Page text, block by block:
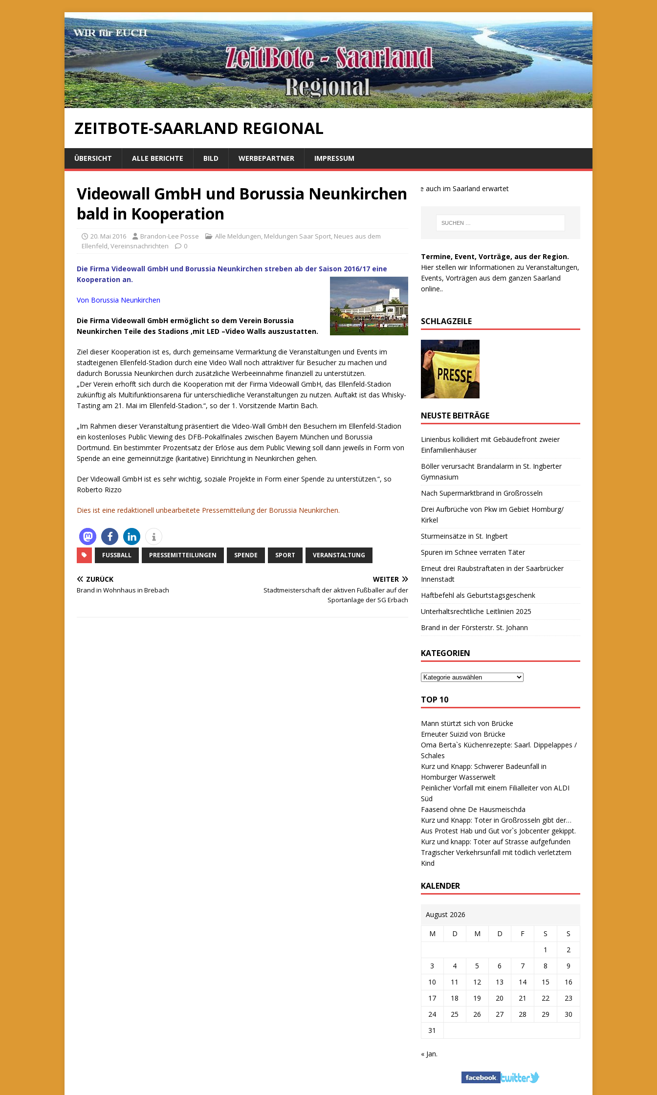
ZEITBOTE-SAARLAND REGIONAL
ÜBERSICHT ALLE BERICHTE BILD WERBEPARTNER IMPRESSUM
Videowall GmbH und Borussia Neunkirchen
bald in Kooperation
20. Mai 2016 Brandon-Lee Posse Alle Meldungen, Meldungen Saar Sport, Neues aus dem
Ellenfeld,Vereinsnachrichten 0
Die Firma Videowall GmbH und Borussia Neunkirchen streben ab der Saison 2016/17 eine
Kooperation an.
Von Borussia Neunkirchen
Die Firma Videowall GmbH ermöglicht so dem Verein Borussia
Neunkirchen Teile des Stadions ,mit LED –Video Walls auszustatten.
Ziel dieser Kooperation ist es, durch gemeinsame Vermarktung die Veranstaltungen und Events im
stadteigenen Ellenfeld-Stadion durch eine Video Wall noch attraktiver für Besucher zu machen und
dadurch Borussia Neunkirchen durch zusätzliche Werbeeinnahme finanziell zu unterstützen.
„Der Verein erhofft sich durch die Kooperation mit der Firma Videowall GmbH, das Ellenfeld-Stadion
zukünftig als Multifunktionsarena für unterschiedliche Veranstaltungen zu nutzen. Auftakt ist das Whisky-
Tasting am 21. Mai im Ellenfeld-Stadion.“, so der 1. Vorsitzende Martin Bach.
„Im Rahmen dieser Veranstaltung präsentiert die Video-Wall GmbH den Besuchern im Ellenfeld-Stadion
ein kostenloses Public Viewing des DFB-Pokalfinales zwischen Bayern München und Borussia
Dortmund. Ein bestimmter Prozentsatz der Erlöse aus dem Public Viewing soll dann jeweils in Form von
Spende an eine gemeinnützige (karitative) Einrichtung in Neunkirchen gehen.
Der Videowall GmbH ist es sehr wichtig, soziale Projekte in Form einer Spende zu unterstützen.“, so
Roberto Rizzo
Dies ist eine redaktionell unbearbeitete Pressemitteilung der Borussia Neunkirchen.
FUSSBALL PRESSEMITTEILUNGEN SPENDE SPORT VERANSTALTUNG
ZURÜCK
Brand in Wohnhaus in Brebach
WEITER
Stadtmeisterschaft der aktiven Fußballer auf der
Sportanlage der SG Erbach
Bauernproteste auch im Saarland erwartet
Termine, Event, Vorträge, aus der Region.
Hier stellen wir Informationen zu Veranstaltungen,
Events, Vorträgen aus dem ganzen Saarland
online..
SCHLAGZEILE
NEUSTE BEITRÄGE
Linienbus kollidiert mit Gebäudefront zweier
Einfamilienhäuser
Böller verursacht Brandalarm in St. Ingberter
Gymnasium
Nach Supermarktbrand in Großrosseln
Drei Aufbrüche von Pkw im Gebiet Homburg/
Kirkel
Sturmeinsätze in St. Ingbert
Spuren im Schnee verraten Täter
Erneut drei Raubstraftaten in der Saarbrücker
Innenstadt
Haftbefehl als Geburtstagsgeschenk
Unterhaltsrechtliche Leitlinien 2025
Brand in der Försterstr. St. Johann
KATEGORIEN
TOP 10
Mann stürtzt sich von Brücke
Erneuter Suizid von Brücke
Oma Berta`s Küchenrezepte: Saarl. Dippelappes /
Schales
Kurz und Knapp: Schwerer Badeunfall in
Homburger Wasserwelt
Peinlicher Vorfall mit einem Filialleiter von ALDI
Süd
Faasend ohne De Hausmeischda
Kurz und Knapp: Toter in Großrosseln gibt der…
Aus Protest Hab und Gut vor`s Jobcenter gekippt.
Kurz und knapp: Toter auf Strasse aufgefunden
Tragischer Verkehrsunfall mit tödlich verletztem
Kind
KALENDER
August 2026
M D M D F S
S
1
2
3
4 5 6 7 8
9
10
11 12 13 14 15
16
17
18 19 20 21 22
23
24
25 26 27 28 29
30
31
« Jan.